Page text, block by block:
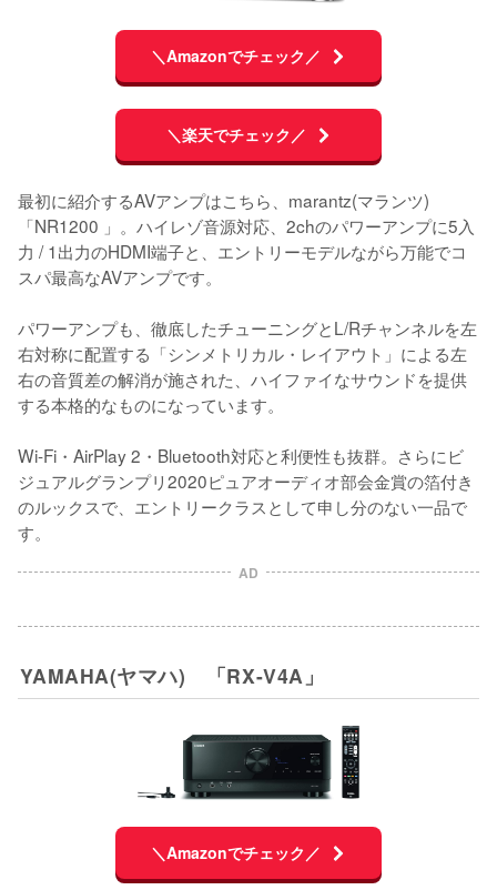
＼Amazonでチェック／
＼楽天でチェック／
最初に紹介するAVアンプはこちら、marantz(マランツ)
「NR1200 」。ハイレゾ音源対応、2chのパワーアンプに5入
力 / 1出力のHDMI端子と、エントリーモデルながら万能でコ
スパ最高なAVアンプです。
パワーアンプも、徹底したチューニングとL/Rチャンネルを左
右対称に配置する「シンメトリカル・レイアウト」による左
右の音質差の解消が施された、ハイファイなサウンドを提供
する本格的なものになっています。
Wi-Fi・AirPlay 2・Bluetooth対応と利便性も抜群。さらにビ
ジュアルグランプリ2020ピュアオーディオ部会金賞の箔付き
のルックスで、エントリークラスとして申し分のない一品で
す。
AD
YAMAHA(ヤマハ) 「RX-V4A」
＼Amazonでチェック／